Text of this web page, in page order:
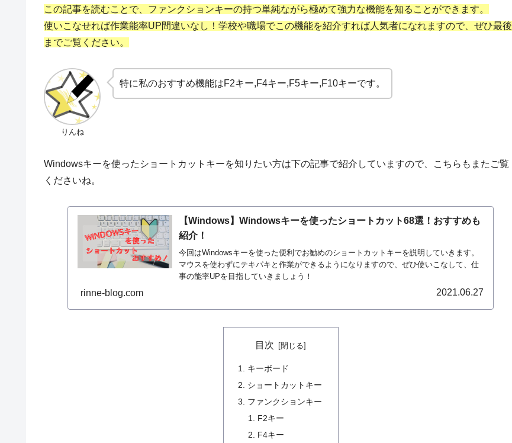
この記事を読むことで、ファンクションキーの持つ単純ながら極めて強力な機能を知ることができます。
使いこなせれば作業能率UP間違いなし！学校や職場でこの機能を紹介すれば人気者になれますので、ぜひ最後
までご覧ください。
りんね
特に私のおすすめ機能はF2キー,F4キー,F5キー,F10キーです。
Windowsキーを使ったショートカットキーを知りたい方は下の記事で紹介していますので、こちらもまたご覧
くださいね。
【Windows】Windowsキーを使ったショートカット68選！おすすめも
紹介！
今回はWindowsキーを使った便利でお勧めのショートカットキーを説明していきます。
マウスを使わずにテキパキと作業ができるようになりますので、ぜひ使いこなして、仕
事の能率UPを目指していきましょう！
rinne-blog.com 2021.06.27
目次
キーボード
ショートカットキー
ファンクションキー
F2キー
F4キー